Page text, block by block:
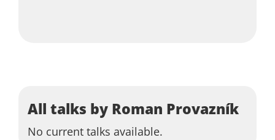
All talks by Roman Provazník
No current talks available.